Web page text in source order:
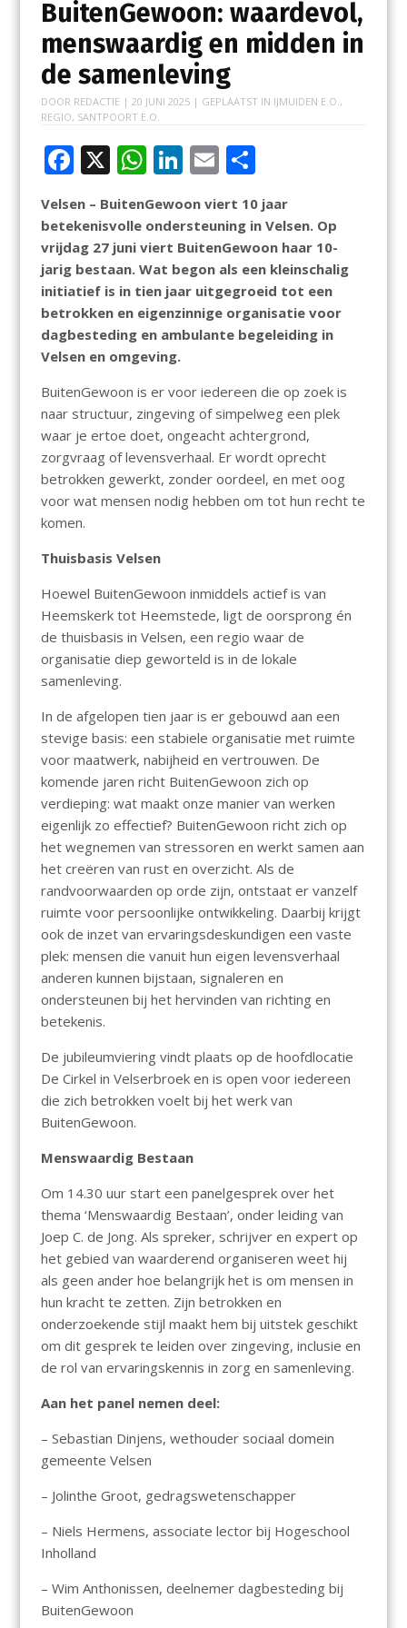
BuitenGewoon: waardevol,
menswaardig en midden in
de samenleving
DOOR REDACTIE | 20 JUNI 2025| GEPLAATST IN IJMUIDEN E.O. ,
REGIO, SANTPOORT E.O.
F
e
b
o
o
k
X W
at
s
A
p
p
Li
k
e
dI
n
E
ai
l
D
el
e
n
Velsen – BuitenGewoon viert 10 jaar
betekenisvolle ondersteuning in Velsen. Op
vrijdag 27 juni viert BuitenGewoon haar 10-
jarig bestaan. Wat begon als een kleinschalig
initiatief is in tien jaar uitgegroeid tot een
betrokken en eigenzinnige organisatie voor
dagbesteding en ambulante begeleiding in
Velsen en omgeving.
BuitenGewoon is er voor iedereen die op zoek is
naar structuur, zingeving of simpelweg een plek
waar je ertoe doet, ongeacht achtergrond,
zorgvraag of levensverhaal. Er wordt oprecht
betrokken gewerkt, zonder oordeel, en met oog
voor wat mensen nodig hebben om tot hun recht te
komen.
Thuisbasis Velsen
Hoewel BuitenGewoon inmiddels actief is van
Heemskerk tot Heemstede, ligt de oorsprong én
de thuisbasis in Velsen, een regio waar de
organisatie diep geworteld is in de lokale
samenleving.
In de afgelopen tien jaar is er gebouwd aan een
stevige basis: een stabiele organisatie met ruimte
voor maatwerk, nabijheid en vertrouwen. De
komende jaren richt BuitenGewoon zich op
verdieping: wat maakt onze manier van werken
eigenlijk zo effectief? BuitenGewoon richt zich op
het wegnemen van stressoren en werkt samen aan
het creëren van rust en overzicht. Als de
randvoorwaarden op orde zijn, ontstaat er vanzelf
ruimte voor persoonlijke ontwikkeling. Daarbij krijgt
ook de inzet van ervaringsdeskundigen een vaste
plek: mensen die vanuit hun eigen levensverhaal
anderen kunnen bijstaan, signaleren en
ondersteunen bij het hervinden van richting en
betekenis.
De jubileumviering vindt plaats op de hoofdlocatie
De Cirkel in Velserbroek en is open voor iedereen
die zich betrokken voelt bij het werk van
BuitenGewoon.
Menswaardig Bestaan
Om 14.30 uur start een panelgesprek over het
thema ‘Menswaardig Bestaan’, onder leiding van
Joep C. de Jong. Als spreker, schrijver en expert op
het gebied van waarderend organiseren weet hij
als geen ander hoe belangrijk het is om mensen in
hun kracht te zetten. Zijn betrokken en
onderzoekende stijl maakt hem bij uitstek geschikt
om dit gesprek te leiden over zingeving, inclusie en
de rol van ervaringskennis in zorg en samenleving.
Aan het panel nemen deel:
– Sebastian Dinjens, wethouder sociaal domein
gemeente Velsen
– Jolinthe Groot, gedragswetenschapper
– Niels Hermens, associate lector bij Hogeschool
Inholland
– Wim Anthonissen, deelnemer dagbesteding bij
BuitenGewoon